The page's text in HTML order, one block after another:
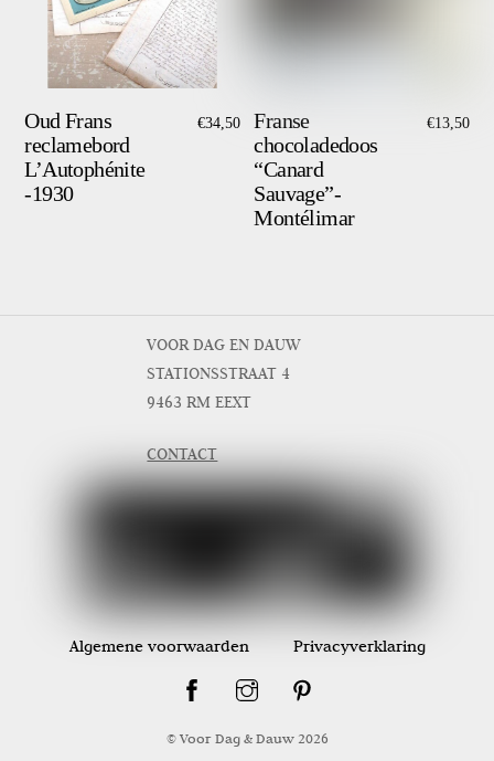
Oud Frans
reclamebord
L’Autophénite
-1930
€34,50
Franse
chocoladedoos
“Canard
Sauvage”-
Montélimar
€13,50
VOOR DAG EN DAUW
STATIONSSTRAAT 4
9463 RM EEXT
CONTACT
Algemene voorwaarden Privacyverklaring
© Voor Dag & Dauw 2026